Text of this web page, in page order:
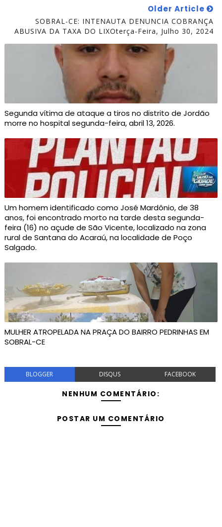
Older Article
SOBRAL-CE: INTENAUTA DENUNCIA COBRANÇA
ABUSIVA DA TAXA DO LIXOterça-Feira, Julho 30, 2024
Segunda vítima de ataque a tiros no distrito de Jordão
morre no hospital segunda-feira, abril 13, 2026.
Um homem identificado como José Mardônio, de 38
anos, foi encontrado morto na tarde desta segunda-
feira (16) no açude de São Vicente, localizado na zona
rural de Santana do Acaraú, na localidade de Poço
Salgado.
MULHER ATROPELADA NA PRAÇA DO BAIRRO PEDRINHAS EM
SOBRAL-CE
BLOGGER DISQUS FACEBOOK
NENHUM COMENTÁRIO:
POSTAR UM COMENTÁRIO